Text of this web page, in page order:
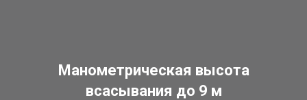
Манометрическая высота
всасывания до 9 м